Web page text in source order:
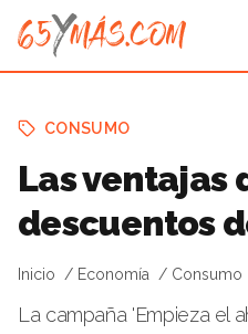
CONSUMO
Las ventajas
descuentos
Inicio Economía Consumo
La campaña 'Empieza el